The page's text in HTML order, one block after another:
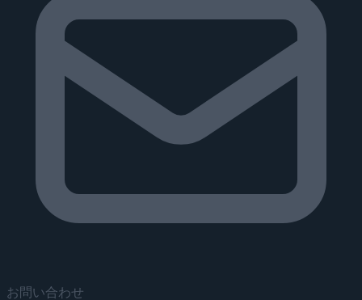
お問い合わせ